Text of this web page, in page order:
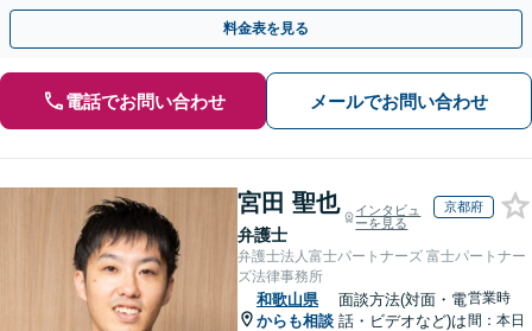
料金表を見る
電話でお問い合わせ メールでお問い合わせ
宮田 聖也
弁護士
インタビュ
ーを見る
京都府
弁護士法人富士パートナーズ 富士パートナー
ズ法律事務所
和歌山県
からも相談
面談方法(対面・電
話・ビデオなど)は
営業時
間：本日